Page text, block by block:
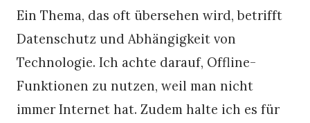
Ein Thema, das oft übersehen wird, betrifft
Datenschutz und Abhängigkeit von
Technologie. Ich achte darauf, Offline-
Funktionen zu nutzen, weil man nicht
immer Internet hat. Zudem halte ich es für